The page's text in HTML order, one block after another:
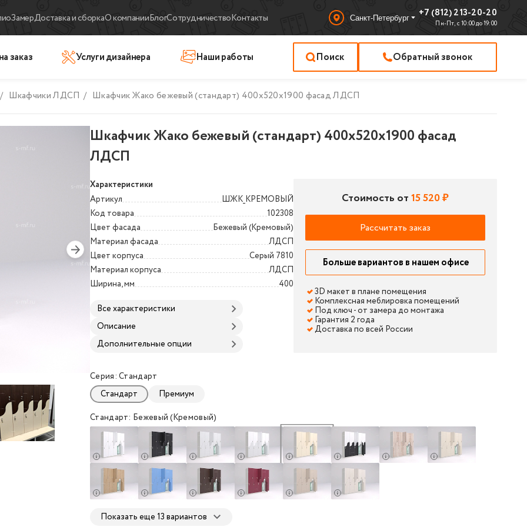
ЗамерДоставка и сборкаО компанииБлогСотрудничествоКонтакты Санкт-Петербург +7 (812) 213-20-20
Пн-Пт, с 10:00 до 19:00
заказ Услуги дизайнера Наши работы Поиск Обратный звонок
/ Шкафчики ЛДСП / Шкафчик Жако бежевый (стандарт) 400x520x1900 фасад ЛДСП
фасад ЛДСП
фасад ЛДСП
фасад ЛДСП
фасад ЛДСП
фасад ЛДСП
400x520x1900 фасад ЛДСП
бежевый (стандарт) 400x520x1900 фасад ЛДСП
Шкафчик Жако бежевый (стандарт) 400x520x1900 фасад ЛДСП
Шкафчик Жако бежевый (стандарт) 400x520x1900 фасад
ЛДСП
Характеристики
Артикул
ШЖК_КРЕМОВЫЙ
Код товара
102308
Цвет фасада
Бежевый (Кремовый)
Материал фасада
ЛДСП
Цвет корпуса
Серый 7810
Материал корпуса
ЛДСП
Ширина, мм
400
Все характеристики
Описание
Дополнительные опции
Стоимость от15 520 ₽
Рассчитать заказ
Больше вариантов в нашем офисе
3D макет в плане помещения
Комплексная меблировка помещений
Под ключ - от замера до монтажа
Гарантия 2 года
Доставка по всей России
Серия: Стандарт
Стандарт
Премиум
Стандарт: Бежевый (Кремовый)
Показать еще 13 вариантов